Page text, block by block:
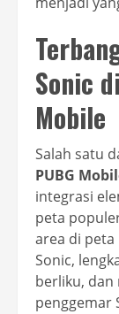
Sonic
Mobile
Salah satu
PUBG
integrasi
peta
area di
Sonic,
berliku, dan
penggemar